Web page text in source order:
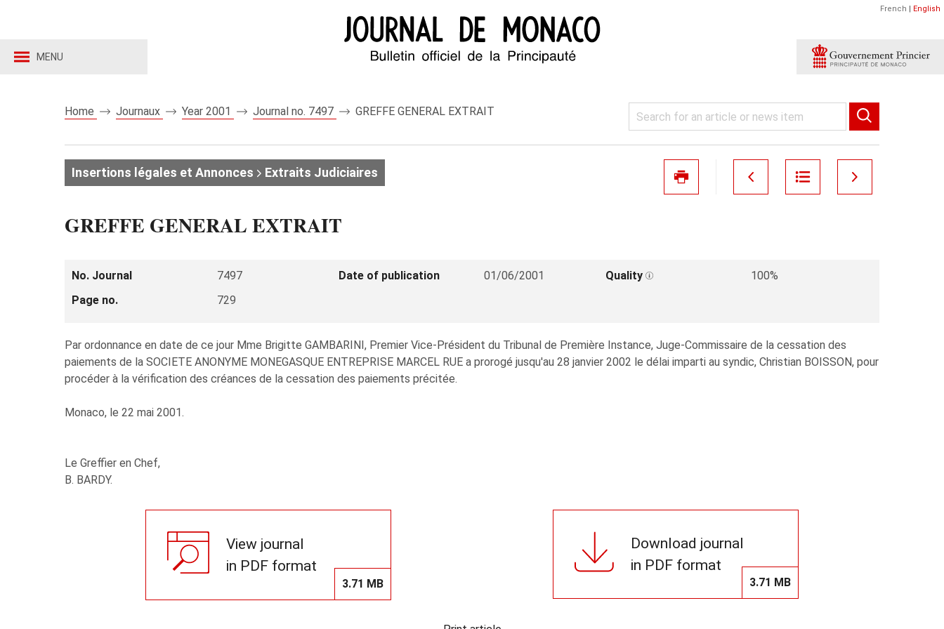
MENU
French | English
Home Journaux Year 2001 Journal no. 7497 GREFFE GENERAL EXTRAIT
Insertions légales et Annonces Extraits Judiciaires
GREFFE GENERAL EXTRAIT
No. Journal 7497 Date of publication 01/06/2001 Quality
100%
Page no.
729
Par ordonnance en date de ce jour Mme Brigitte GAMBARINI, Premier Vice-Président du Tribunal de Première Instance, Juge-Commissaire de la cessation des
paiements de la SOCIETE ANONYME MONEGASQUE ENTREPRISE MARCEL RUE a prorogé jusqu'au 28 janvier 2002 le délai imparti au syndic, Christian BOISSON, pour
procéder à la vérification des créances de la cessation des paiements précitée.
Monaco, le 22 mai 2001.
Le Greffier en Chef,
B. BARDY.
View journal
in PDF format
3.71 MB
Download journal
in PDF format
3.71 MB